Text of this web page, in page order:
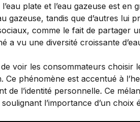
plate et l’eau gazeuse est
gazeuse, tandis que d’autres
comme le fait de partager
a vu une diversité croissante
voir les consommateurs choisir
Ce phénomène est accentué à
de l’identité personnelle. Ce
soulignant l’importance d’un choix